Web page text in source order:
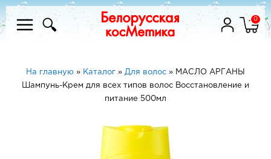
0
На главную » Каталог » Для волос » МАСЛО АРГАНЫ
Шампунь-Крем для всех типов волос Восстановление и
питание 500мл